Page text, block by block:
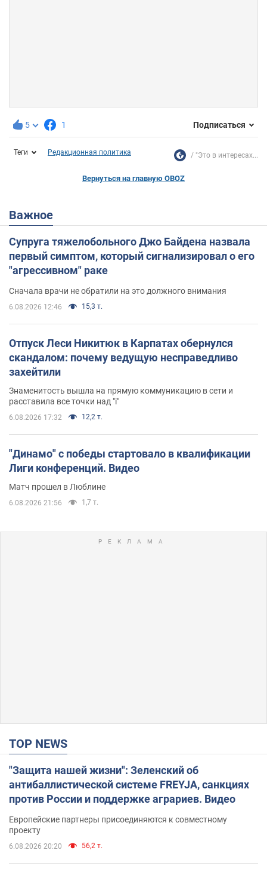
5 1 Подписаться
Теги Редакционная политика "Это в интересах...
Вернуться на главную OBOZ
Важное
Супруга тяжелобольного Джо Байдена назвала
первый симптом, который сигнализировал о его
"агрессивном" раке
Сначала врачи не обратили на это должного внимания
6.08.2026 12:46 15,3 т.
Отпуск Леси Никитюк в Карпатах обернулся
скандалом: почему ведущую несправедливо
захейтили
Знаменитость вышла на прямую коммуникацию в сети и
расставила все точки над "i"
6.08.2026 17:32 12,2 т.
"Динамо" с победы стартовало в квалификации
Лиги конференций. Видео
Матч прошел в Люблине
6.08.2026 21:56 1,7 т.
TOP NEWS
"Защита нашей жизни": Зеленский об
антибаллистической системе FREYJA, санкциях
против России и поддержке аграриев. Видео
Европейские партнеры присоединяются к совместному
проекту
6.08.2026 20:20 56,2 т.